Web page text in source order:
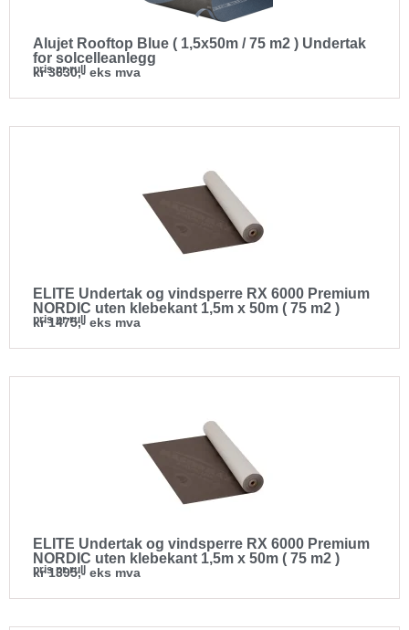
Alujet Rooftop Blue ( 1,5x50m / 75 m2 ) Undertak
for solcelleanlegg
kr 3630,- eks mva
pris pr rull
ELITE Undertak og vindsperre RX 6000 Premium
NORDIC uten klebekant 1,5m x 50m ( 75 m2 )
kr 1475,- eks mva
pris pr rull
ELITE Undertak og vindsperre RX 6000 Premium
NORDIC uten klebekant 1,5m x 50m ( 75 m2 )
kr 1395,- eks mva
pris pr rull